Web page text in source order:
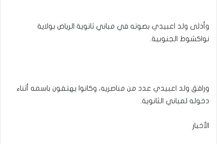
وأدلى ولد اعبيدي بصوته في مباني ثانوية الرياض بولاية
نواكشوط الجنوبية.
ورافق ولد اعبيدي عدد من مناصريه، وكانوا يهتفون باسمه أثناء
دخوله لمباني الثانوية.
الأخبار